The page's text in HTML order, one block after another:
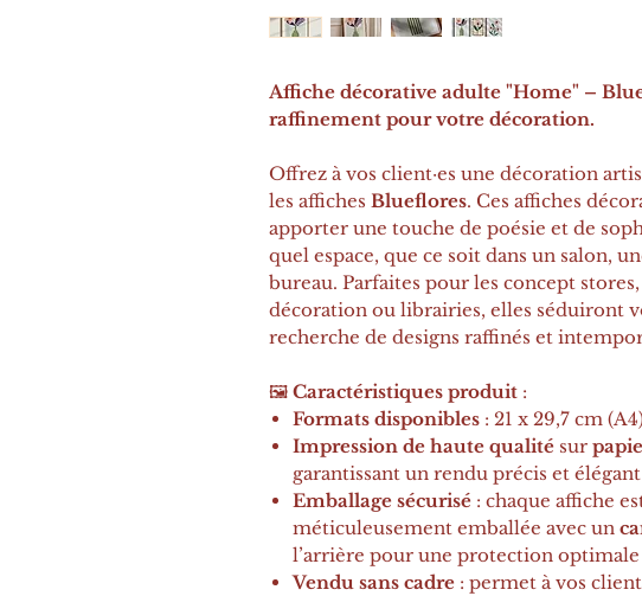
Affiche décorative adulte "Home" –
raffinement pour votre décoration.
Offrez à vos client·es une décoration
les affiches Blueflores. Ces affiches
apporter une touche de poésie et de
quel espace, que ce soit dans un salon,
bureau. Parfaites pour les concept
décoration ou librairies, elles séduiront
recherche de designs raffinés et
🖼️ Caractéristiques produit :
Formats disponibles : 21 x 29,7 cm
Impression de haute qualité sur
garantissant un rendu précis et élégant
Emballage sécurisé : chaque affiche
méticuleusement emballée avec un
l’arrière pour une protection
Vendu sans cadre : permet à vos